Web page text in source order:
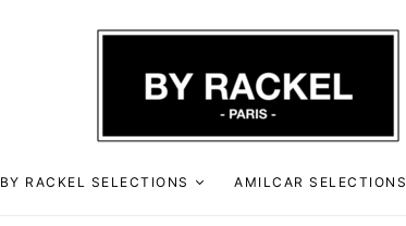
BY RACKEL SELECTIONS AMILCAR SELECTIONS